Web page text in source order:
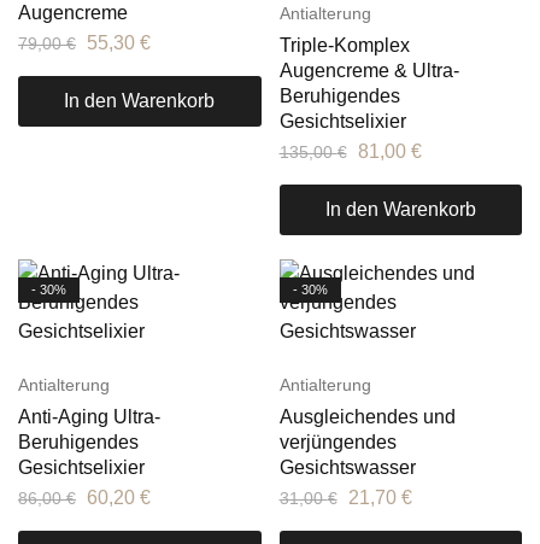
Augencreme
79,00€ 55,30 €
In den Warenkorb
Antialterung
Triple-Komplex
Augencreme & Ultra-
Beruhigendes
Gesichtselixier
135,00€ 81,00 €
In den Warenkorb
- 30%
Antialterung
Anti-Aging Ultra-
Beruhigendes
Gesichtselixier
86,00€ 60,20 €
- 30%
Antialterung
Ausgleichendes und
verjüngendes
Gesichtswasser
31,00€ 21,70 €